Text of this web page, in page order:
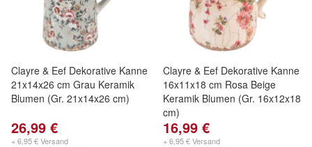
Clayre & Eef Dekorative Kanne
21x14x26 cm Grau Keramik
Blumen (Gr. 21x14x26 cm)
26,99 €
+ 6,95 € Versand
Clayre & Eef Dekorative Kanne
16x11x18 cm Rosa Beige
Keramik Blumen (Gr. 16x12x18
cm)
16,99 €
+ 6,95 € Versand